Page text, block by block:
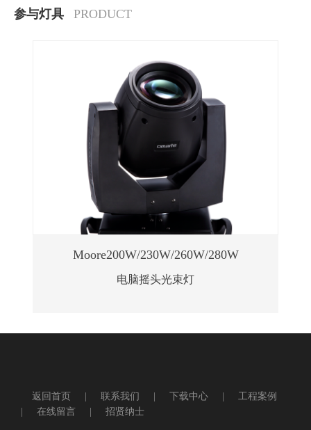
参与灯具 PRODUCT
Moore200W/230W/260W/280W
电脑摇头光束灯
养鸡设备
电脑摇头灯
舞台设备
LED摇头灯
返回首页 联系我们 下载中心
工程案例
在线留言 招贤纳士